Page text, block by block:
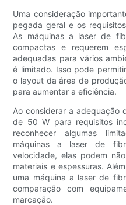
Uma consideração
pegada geral e os
As máquinas a laser de
compactas e requerem
adequadas para vários
é limitado. Isso pode
o layout da área de
para aumentar a eficiência.
Ao considerar a adequação
de 50 W para requisitos
reconhecer algumas
máquinas a laser de
velocidade, elas podem
materiais e espessuras.
uma máquina a laser de
comparação com
marcação.